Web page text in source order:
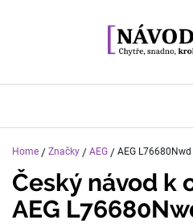
Home / Značky / AEG / AEG L76680Nwd
Český návod k
AEG